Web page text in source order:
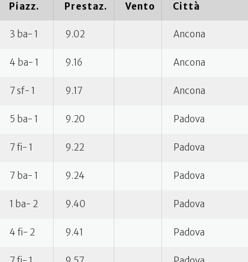
Piazz. Prestaz. Vento Città
3 ba- 1 9.02 Ancona
4 ba- 1 9.16 Ancona
7 sf- 1 9.17 Ancona
5 ba- 1 9.20 Padova
7 fi- 1 9.22 Padova
7 ba- 1 9.24 Padova
1 ba- 2 9.40 Padova
4 fi- 2 9.41 Padova